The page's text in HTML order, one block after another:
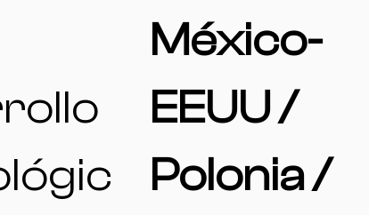
México-
EEUU /
Polonia /